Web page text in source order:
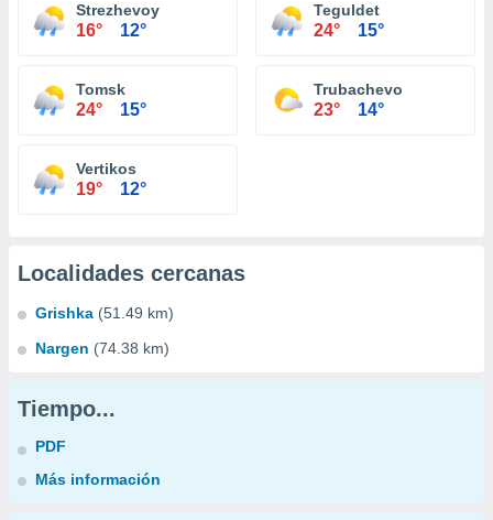
Strezhevoy
16° 12°
Teguldet
24° 15°
Tomsk
24° 15°
Trubachevo
23° 14°
Vertikos
19° 12°
Localidades cercanas
Grishka (51.49 km)
Nargen (74.38 km)
Tiempo...
PDF
Más información